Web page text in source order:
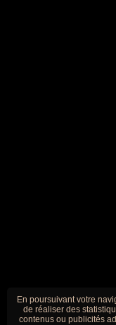
En poursuivant votre
de réaliser des
contenus ou publicités